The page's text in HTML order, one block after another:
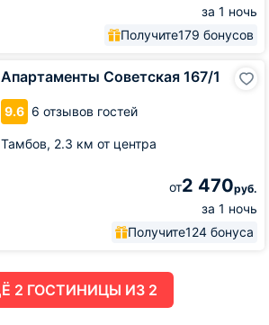
за 1 ночь
Получите179 бонусов
Апартаменты Советская 167/1
9.6 6 отзывов гостей
Тамбов, 2.3 км от центра
от2 470руб.
за 1 ночь
Получите124 бонуса
ЕЩË 2 ГОСТИНИЦЫ ИЗ 2